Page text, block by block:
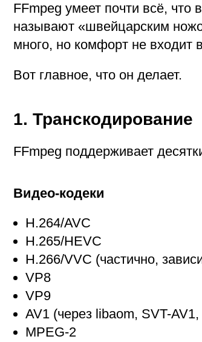
FFmpeg умеет почти всё,
называют «швейцарским
много, но комфорт не входит
Вот главное, что он делает.
1. Транскодирование
FFmpeg поддерживает
Видео-кодеки
H.264/AVC
H.265/HEVC
H.266/VVC (частично,
VP8
VP9
AV1 (через libaom, SVT-
MPEG-2